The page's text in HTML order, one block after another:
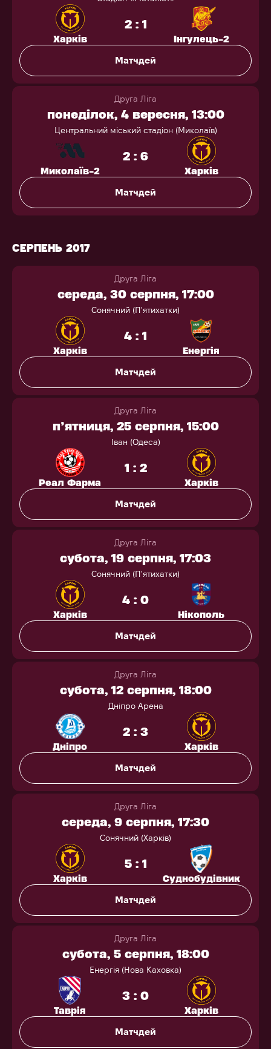
Харків
2 : 1
Інгулець-2
Матчдей
Друга Ліга
понеділок, 4 вересня, 13:00
Центральний міський стадіон (Миколаїв)
Миколаїв-2
2 : 6
Харків
Матчдей
СЕРПЕНЬ 2017
Друга Ліга
середа, 30 серпня, 17:00
Сонячний (П'ятихатки)
Харків
4 : 1
Енергія
Матчдей
Друга Ліга
п’ятниця, 25 серпня, 15:00
Іван (Одеса)
Реал Фарма
1 : 2
Харків
Матчдей
Друга Ліга
субота, 19 серпня, 17:03
Сонячний (П'ятихатки)
Харків
4 : 0
Нікополь
Матчдей
Друга Ліга
субота, 12 серпня, 18:00
Дніпро Арена
Дніпро
2 : 3
Харків
Матчдей
Друга Ліга
середа, 9 серпня, 17:30
Сонячний (Харків)
Харків
5 : 1
Суднобудівник
Матчдей
Друга Ліга
субота, 5 серпня, 18:00
Енергія (Нова Каховка)
Таврія
3 : 0
Харків
Матчдей